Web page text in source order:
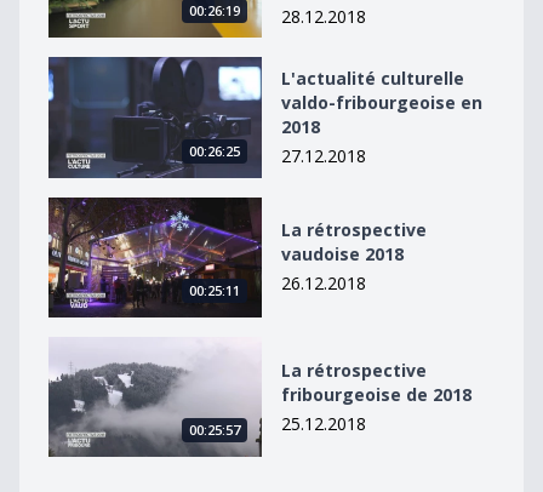
00:26:19
28.12.2018
L&#039;actualité culturelle valdo-fribourgeoise en
00:26:25
L'actualité culturelle
valdo-fribourgeoise en
2018
27.12.2018
La rétrospective vaudoise 2018
00:25:11
La rétrospective
vaudoise 2018
26.12.2018
00:25:57
La rétrospective
fribourgeoise de 2018
25.12.2018